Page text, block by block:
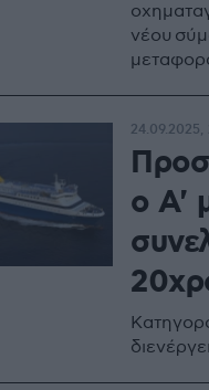
νέου
ο Α'
24.09.2025,